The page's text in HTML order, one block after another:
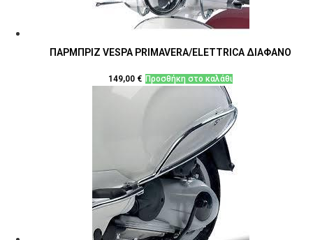
ΠΑΡΜΠΡΙΖ VESPA PRIMAVERA/ELETTRICA ΔΙΑΦΑΝΟ
149,00 € Προσθήκη στο καλάθι